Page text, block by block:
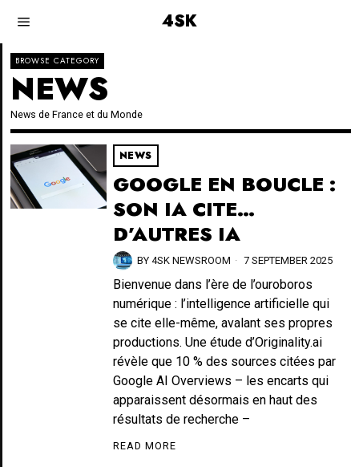
4SK
BROWSE CATEGORY
NEWS
News de France et du Monde
NEWS
GOOGLE EN BOUCLE :
SON IA CITE…
D’AUTRES IA
BY 4SK NEWSROOM 7 SEPTEMBER 2025
Bienvenue dans l’ère de l’ouroboros
numérique : l’intelligence artificielle qui
se cite elle-même, avalant ses propres
productions. Une étude d’Originality.ai
révèle que 10 % des sources citées par
Google AI Overviews – les encarts qui
apparaissent désormais en haut des
résultats de recherche –
READ MORE